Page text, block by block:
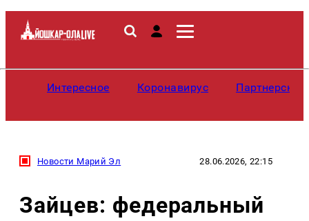
Интересное Коронавирус
Новости Марий Эл 28.06.2026, 22:15
Зайцев: федеральный